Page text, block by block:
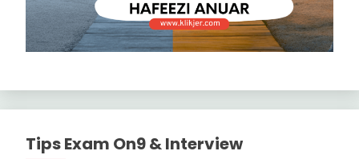
Tips Exam On9 & Interview